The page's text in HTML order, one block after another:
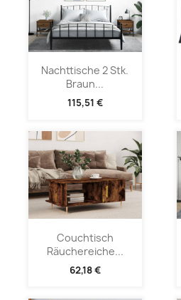
Nachttische 2 Stk.
Braun...
115,51 €
Couchtisch
Räuchereiche...
62,18 €